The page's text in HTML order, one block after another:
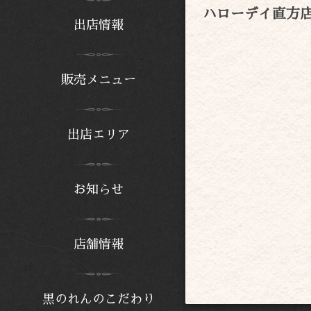
ハローデイ直方
販売メニュー
出店エリア
お知らせ
店舗情報
黒のれんのこだわり
出店情報